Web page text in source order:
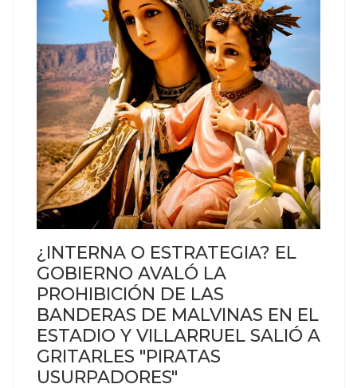
¿INTERNA O ESTRATEGIA? EL
GOBIERNO AVALÓ LA
PROHIBICIÓN DE LAS
BANDERAS DE MALVINAS EN EL
ESTADIO Y VILLARRUEL SALIÓ A
GRITARLES "PIRATAS
USURPADORES"